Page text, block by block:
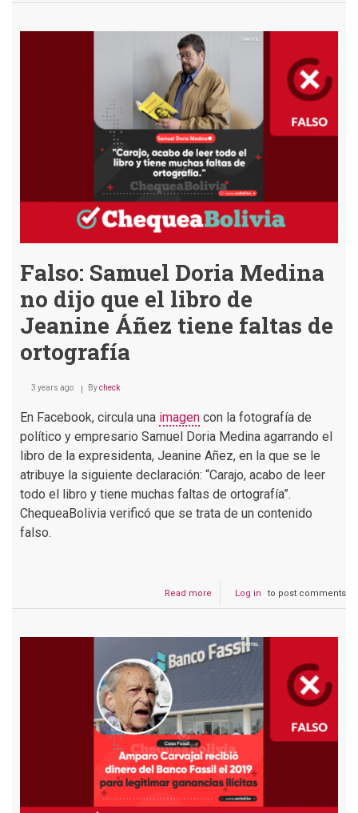
informó
el
libro
de
Áñez
es
un
“total
fracaso”
Falso: Samuel Doria Medina
no dijo que el libro de
Jeanine Áñez tiene faltas de
ortografía
3 years ago Bycheck
En Facebook, circula una imagen con la fotografía de
político y empresario Samuel Doria Medina agarrando el
libro de la expresidenta, Jeanine Añez, en la que se le
atribuye la siguiente declaración: “Carajo, acabo de leer
todo el libro y tiene muchas faltas de ortografía”.
ChequeaBolivia verificó que se trata de un contenido
falso.
Read more
Falso:
Medina
no
libro
de
Jeanine
Áñez
tiene
faltas
de
Log in to post comments